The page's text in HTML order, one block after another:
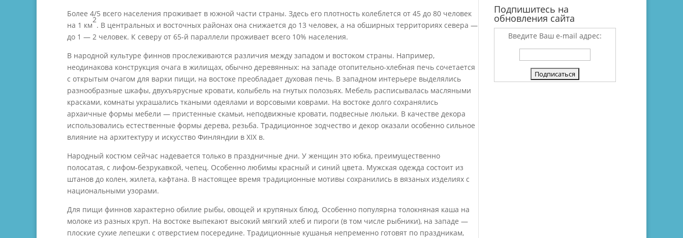
Более 4/5 всего населения проживает в южной части страны. Здесь его плотность колеблется от 45 до 80 человек
на 1 км
2
. В центральных и восточных районах она снижается до 13 человек, а на обширных территориях севера —
до 1 — 2 человек. К северу от 65-й параллели проживает всего 10% населения.
В народной культуре финнов прослеживаются различия между западом и востоком страны. Например,
неодинакова конструкция очага в жилищах, обычно деревянных: на западе отопительно-хлебная печь сочетается
с открытым очагом для варки пищи, на востоке преобладает духовая печь. В западном интерьере выделялись
разнообразные шкафы, двухъярусные кровати, колыбель на гнутых полозьях. Мебель расписывалась масляными
красками, комнаты украшались ткаными одеялами и ворсовыми коврами. На востоке долго сохранялись
архаичные формы мебели — пристенные скамьи, неподвижные кровати, подвесные люльки. В качестве декора
использовались естественные формы дерева, резьба. Традиционное зодчество и декор оказали особенно сильное
влияние на архитектуру и искусство Финляндии в XIX в.
Народный костюм сейчас надевается только в праздничные дни. У женщин это юбка, преимущественно
полосатая, с лифом-безрукавкой, чепец. Особенно любимы красный и синий цвета. Мужская одежда состоит из
штанов до колен, жилета, кафтана. В настоящее время традиционные мотивы сохранились в вязаных изделиях с
национальными узорами.
Для пищи финнов характерно обилие рыбы, овощей и крупяных блюд. Особенно популярна толокняная каша на
молоке из разных круп. На востоке выпекают высокий мягкий хлеб и пироги (в том числе рыбники), на западе —
плоские сухие лепешки с отверстием посередине. Традиционные кушанья непременно готовят по праздникам,
Подпишитесь на
обновления сайта
Введите Ваш e-mail адрес: